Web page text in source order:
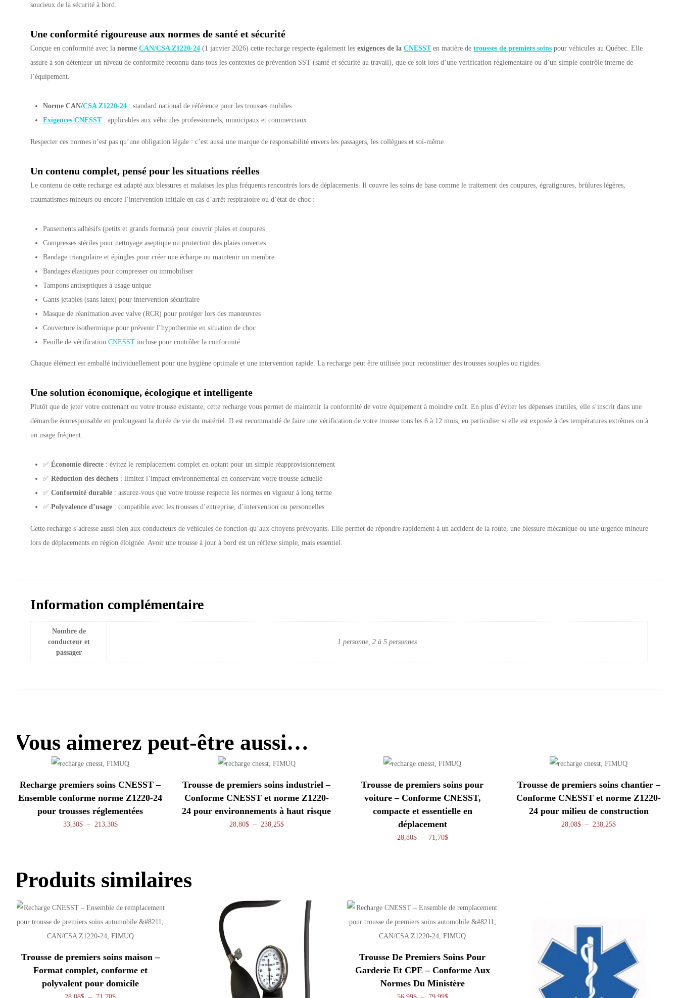
soucieux de la sécurité à bord.
Une conformité rigoureuse aux normes de santé et sécurité
Conçue en conformité avec lanormeCAN/CSA Z1220-24 (1 janvier 2026) cette recharge respecte également lesexigences de laCNESSTen matière detrousses de premiers soins pour véhicules au Québec. Elle
assure à son détenteur un niveau de conformité reconnu dans tous les contextes de prévention SST (santé et sécurité au travail), que ce soit lors d’une vérification réglementaire ou d’un simple contrôle interne de
l’équipement.
Norme CAN/CSA Z1220-24 : standard national de référence pour les trousses mobiles
Exigences CNESST: applicables aux véhicules professionnels, municipaux et commerciaux
Respecter ces normes n’est pas qu’une obligation légale : c’est aussi une marque de responsabilité envers les passagers, les collègues et soi-même.
Un contenu complet, pensé pour les situations réelles
Le contenu de cette recharge est adapté aux blessures et malaises les plus fréquents rencontrés lors de déplacements. Il couvre les soins de base comme le traitement des coupures, égratignures, brûlures légères,
traumatismes mineurs ou encore l’intervention initiale en cas d’arrêt respiratoire ou d’état de choc :
Pansements adhésifs (petits et grands formats) pour couvrir plaies et coupures
Compresses stériles pour nettoyage aseptique ou protection des plaies ouvertes
Bandage triangulaire et épingles pour créer une écharpe ou maintenir un membre
Bandages élastiques pour compresser ou immobiliser
Tampons antiseptiques à usage unique
Gants jetables (sans latex) pour intervention sécuritaire
Masque de réanimation avec valve (RCR) pour protéger lors des manœuvres
Couverture isothermique pour prévenir l’hypothermie en situation de choc
Feuille de vérificationCNESST incluse pour contrôler la conformité
Chaque élément est emballé individuellement pour une hygiène optimale et une intervention rapide. La recharge peut être utilisée pour reconstituer des trousses souples ou rigides.
Une solution économique, écologique et intelligente
Plutôt que de jeter votre contenant ou votre trousse existante, cette recharge vous permet de maintenir la conformité de votre équipement à moindre coût. En plus d’éviter les dépenses inutiles, elle s’inscrit dans une
démarche écoresponsable en prolongeant la durée de vie du matériel. Il est recommandé de faire une vérification de votre trousse tous les 6 à 12 mois, en particulier si elle est exposée à des températures extrêmes ou à
un usage fréquent.
✅Économie directe : évitez le remplacement complet en optant pour un simple réapprovisionnement
✅Réduction des déchets : limitez l’impact environnemental en conservant votre trousse actuelle
✅Conformité durable : assurez-vous que votre trousse respecte les normes en vigueur à long terme
✅Polyvalence d’usage : compatible avec les trousses d’entreprise, d’intervention ou personnelles
Cette recharge s’adresse aussi bien aux conducteurs de véhicules de fonction qu’aux citoyens prévoyants. Elle permet de répondre rapidement à un accident de la route, une blessure mécanique ou une urgence mineure
lors de déplacements en région éloignée. Avoir une trousse à jour à bord est un réflexe simple, mais essentiel.
Information complémentaire
Nombre de
conducteur et
passager
1 personne, 2 à 5 personnes
Vous aimerez peut-être aussi…
Recharge premiers soins CNESST –
Ensemble conforme norme Z1220-24
pour trousses réglementées
33,30$ – 213,30$Plage de prix : 33,30$ à 213,30$
Trousse de premiers soins industriel –
Conforme CNESST et norme Z1220-
24 pour environnements à haut risque
28,80$ – 238,25$Plage de prix : 28,80$ à 238,25$
Trousse de premiers soins pour
voiture – Conforme CNESST,
compacte et essentielle en
déplacement
28,80$ – 71,70$Plage de prix : 28,80$ à 71,70$
Trousse de premiers soins chantier –
Conforme CNESST et norme Z1220-
24 pour milieu de construction
28,08$ – 238,25$Plage de prix :
Produits similaires
Trousse de premiers soins maison –
Format complet, conforme et
polyvalent pour domicile
Plage de prix : 28,08$ à 71,70$
Trousse De Premiers Soins Pour
Garderie Et CPE – Conforme Aux
Normes Du Ministère
Plage de prix : 56,99$ à 79,99$